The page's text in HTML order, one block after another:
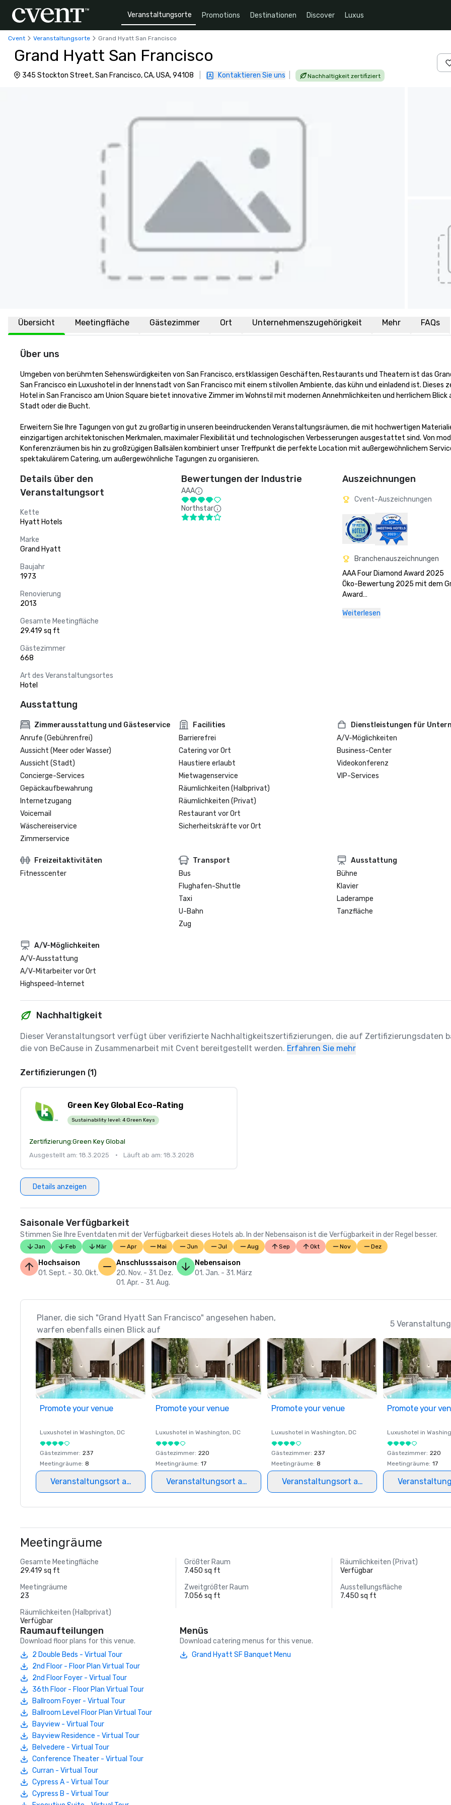
Veranstaltungsorte Promotions Destinationen Discover Luxus
Cvent Veranstaltungsorte Grand Hyatt San Francisco
Grand Hyatt San Francisco
345 Stockton Street, San Francisco, CA, USA, 94108 Kontaktieren Sie uns Nachhaltigkeit zertifiziert
Übersicht Meetingfläche Gästezimmer Ort Unternehmenszugehörigkeit Mehr FAQs
Über uns
Umgeben von berühmten Sehenswürdigkeiten von San Francisco, erstklassigen Geschäften, Restaurants und Theatern ist das
San Francisco ein Luxushotel in der Innenstadt von San Francisco mit einem stilvollen Ambiente, das kühn und einladend ist. Dieses
Hotel in San Francisco am Union Square bietet innovative Zimmer im Wohnstil mit modernen Annehmlichkeiten und herrlichem Blick
Stadt oder die Bucht.
Erweitern Sie Ihre Tagungen von gut zu großartig in unseren beeindruckenden Veranstaltungsräumen, die mit hochwertigen
einzigartigen architektonischen Merkmalen, maximaler Flexibilität und technologischen Verbesserungen ausgestattet sind. Von
Konferenzräumen bis hin zu großzügigen Ballsälen kombiniert unser Treffpunkt die perfekte Location mit außergewöhnlichem
spektakulärem Catering, um außergewöhnliche Tagungen zu organisieren.
Details über den
Veranstaltungsort
Kette
Hyatt Hotels
Marke
Grand Hyatt
Baujahr
1973
Renovierung
2013
Gesamte Meetingfläche
29.419 sq ft
Gästezimmer
668
Art des Veranstaltungsortes
Hotel
Bewertungen der Industrie
AAA
Northstar
Auszeichnungen
Cvent-Auszeichnungen
Branchenauszeichnungen
AAA Four Diamond Award 2025
Öko-Bewertung 2025 mit dem
Award
Weiterlesen
Ausstattung
Zimmerausstattung und Gästeservice
Anrufe (Gebührenfrei)
Aussicht (Meer oder Wasser)
Aussicht (Stadt)
Concierge-Services
Gepäckaufbewahrung
Internetzugang
Voicemail
Wäschereiservice
Zimmerservice
Facilities
Barrierefrei
Catering vor Ort
Haustiere erlaubt
Mietwagenservice
Räumlichkeiten (Halbprivat)
Räumlichkeiten (Privat)
Restaurant vor Ort
Sicherheitskräfte vor Ort
Dienstleistungen für
A/V-Möglichkeiten
Business-Center
Videokonferenz
VIP-Services
Freizeitaktivitäten
Fitnesscenter
Transport
Bus
Flughafen-Shuttle
Taxi
U-Bahn
Zug
Ausstattung
Bühne
Klavier
Laderampe
Tanzfläche
A/V-Möglichkeiten
A/V-Ausstattung
A/V-Mitarbeiter vor Ort
Highspeed-Internet
Nachhaltigkeit
Dieser Veranstaltungsort verfügt über verifizierte Nachhaltigkeitszertifizierungen, die auf Zertifizierungsdaten
die von BeCause in Zusammenarbeit mit Cvent bereitgestellt werden. Erfahren Sie mehr
Zertifizierungen (1)
Green Key Global Eco-Rating
Sustainability level: 4 Green Keys
Zertifizierung:Green Key Global
Ausgestellt am: 18.3.2025
• Läuft ab am: 18.3.2028
Details anzeigen
Saisonale Verfügbarkeit
Stimmen Sie Ihre Eventdaten mit der Verfügbarkeit dieses Hotels ab. In der Nebensaison ist die Verfügbarkeit in der Regel besser.
Jan Feb Mär Apr Mai Jun Jul Aug Sep Okt Nov Dez
Hochsaison
01. Sept. - 30. Okt.
Anschlusssaison
20. Nov. - 31. Dez.
01. Apr. - 31. Aug.
Nebensaison
01. Jan. - 31. März
Planer, die sich "Grand Hyatt San Francisco" angesehen haben,
warfen ebenfalls einen Blick auf
5
Promote your venue
Luxushotel in Washington, DC
Gästezimmer: 237
Meetingräume: 8
Veranstaltungsort auswählen
Promote your venue
Luxushotel in Washington, DC
Gästezimmer: 220
Meetingräume: 17
Veranstaltungsort auswählen
Promote your venue
Luxushotel in Washington, DC
Gästezimmer: 237
Meetingräume: 8
Veranstaltungsort auswählen
Promote your
Luxushotel in
Gästezimmer: 220
Meetingräume: 17
Meetingräume
Gesamte Meetingfläche
29.419 sq ft
Größter Raum
7.450 sq ft
Räumlichkeiten (Privat)
Verfügbar
Meetingräume
23
Zweitgrößter Raum
7.056 sq ft
Ausstellungsfläche
7.450 sq ft
Räumlichkeiten (Halbprivat)
Verfügbar
Raumaufteilungen
Download floor plans for this venue.
2 Double Beds - Virtual Tour
2nd Floor - Floor Plan Virtual Tour
2nd Floor Foyer - Virtual Tour
36th Floor - Floor Plan Virtual Tour
Ballroom Foyer - Virtual Tour
Ballroom Level Floor Plan Virtual Tour
Bayview - Virtual Tour
Bayview Residence - Virtual Tour
Belvedere - Virtual Tour
Conference Theater - Virtual Tour
Curran - Virtual Tour
Cypress A - Virtual Tour
Cypress B - Virtual Tour
Menüs
Download catering menus for this venue.
Grand Hyatt SF Banquet Menu